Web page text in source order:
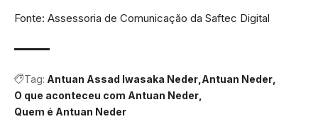
Fonte: Assessoria de Comunicação da Saftec Digital
Tag: Antuan Assad Iwasaka Neder Antuan Neder
O que aconteceu com Antuan Neder
Quem é Antuan Neder